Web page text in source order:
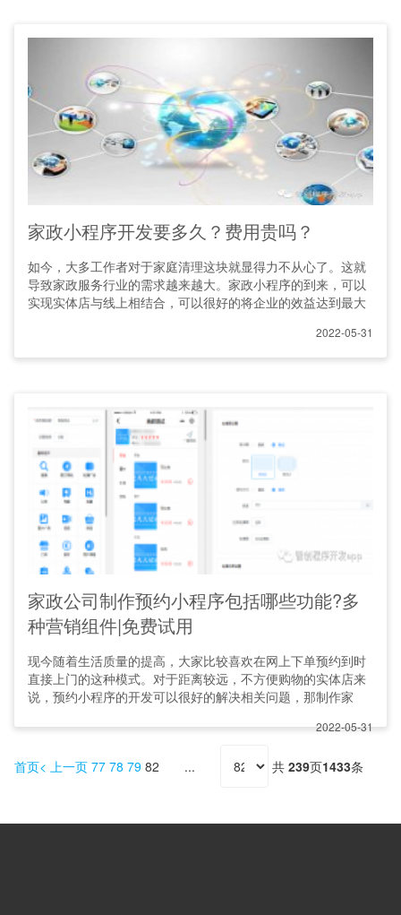
家政小程序开发要多久？费用贵吗？
如今，大多工作者对于家庭清理这块就显得力不从心了。这就
导致家政服务行业的需求越来越大。家政小程序的到来，可以
实现实体店与线上相结合，可以很好的将企业的效益达到最大
2022-05-31
家政公司制作预约小程序包括哪些功能?多
种营销组件|免费试用
现今随着生活质量的提高，大家比较喜欢在网上下单预约到时
直接上门的这种模式。对于距离较远，不方便购物的实体店来
说，预约小程序的开发可以很好的解决相关问题，那制作家
2022-05-31
首页 上一页 77 78 79 82 共 239页1433条